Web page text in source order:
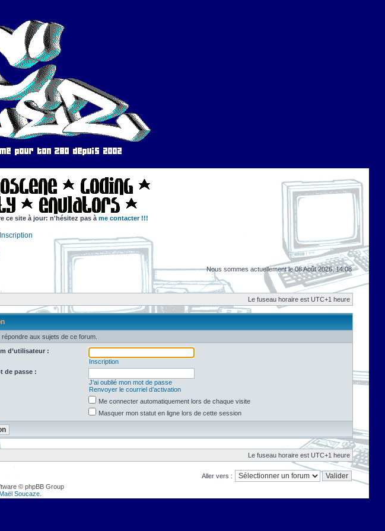
ce site à jour: n'hésitez pas à me contacter !!!
Nous sommes actuellement le 08 Août 2026, 14:08
Le fuseau horaire est UTC+1 heure
aux sujets de ce forum.
d’utilisateur :
Inscription
de passe :
J’ai oublié mon mot de passe
Renvoyer le courriel d’activation
Me connecter automatiquement lors de chaque visite
Masquer mon statut en ligne lors de cette session
Le fuseau horaire est UTC+1 heure
Aller vers :
© phpBB Group
Soucaze.